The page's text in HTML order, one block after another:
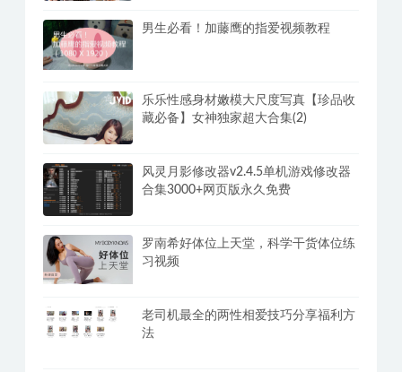
男生必看！加藤鹰的指爱视频教程
乐乐性感身材嫩模大尺度写真【珍品收
藏必备】女神独家超大合集(2)
风灵月影修改器v2.4.5单机游戏修改器
合集3000+网页版永久免费
罗南希好体位上天堂，科学干货体位练
习视频
老司机最全的两性相爱技巧分享福利方
法